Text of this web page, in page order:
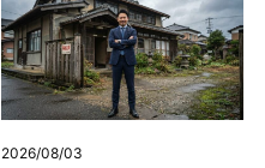
2026/08/03